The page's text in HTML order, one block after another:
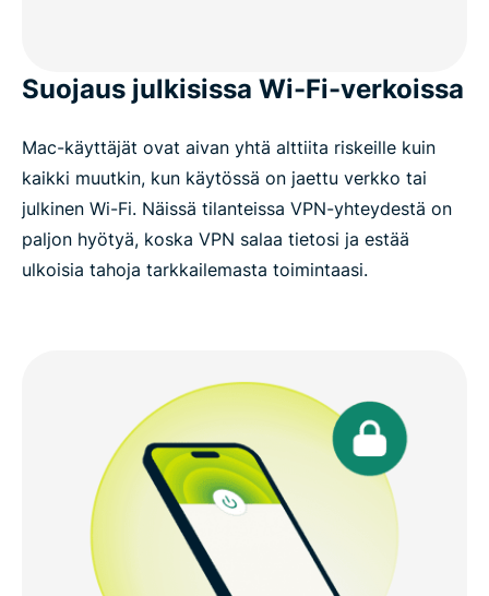
Suojaus julkisissa Wi-Fi-verkoissa
Mac-käyttäjät ovat aivan yhtä alttiita riskeille kuin
kaikki muutkin, kun käytössä on jaettu verkko tai
julkinen Wi-Fi. Näissä tilanteissa VPN-yhteydestä on
paljon hyötyä, koska VPN salaa tietosi ja estää
ulkoisia tahoja tarkkailemasta toimintaasi.